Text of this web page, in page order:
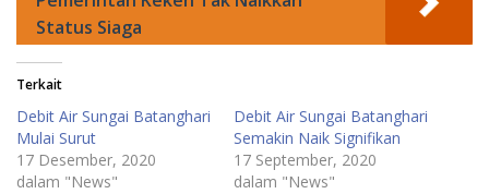
Status Siaga
Terkait
Debit Air Sungai Batanghari
Mulai Surut
17 Desember, 2020
dalam "News"
Debit Air Sungai Batanghari
Semakin Naik Signifikan
17 September, 2020
dalam "News"